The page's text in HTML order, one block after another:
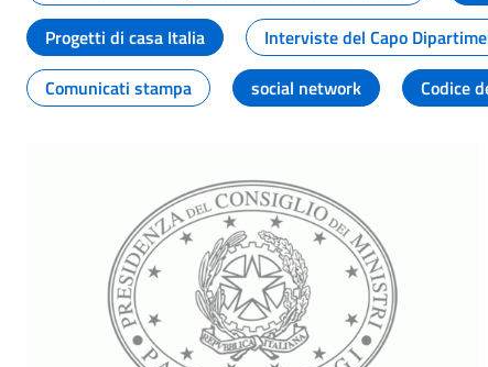
Progetti di casa Italia
Interviste del Capo
Comunicati stampa
social network Codice